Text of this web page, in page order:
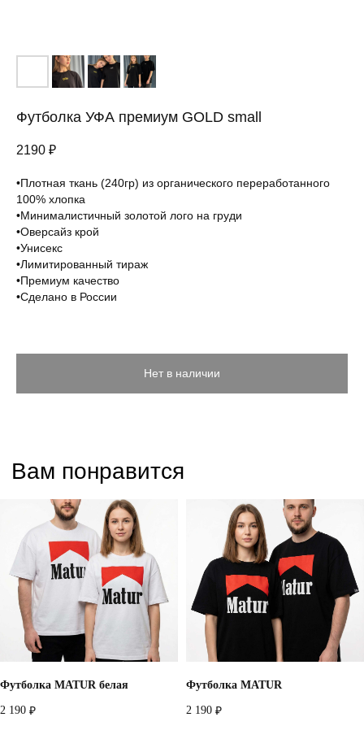
Футболка УФА премиум GOLD small
2190 ₽
•Плотная ткань (240гр) из органического переработанного
100% хлопка
•Минималистичный золотой лого на груди
•Оверсайз крой
•Унисекс
•Лимитированный тираж
•Премиум качество
•Сделано в России
Нет в наличии
Вам понравится
Футболка MATUR белая
2 190 ₽
Футболка MATUR
2 190 ₽